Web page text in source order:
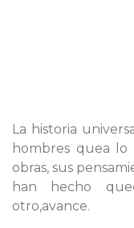
La historia
hombres quea lo
obras, sus
han hecho
otro,avance.